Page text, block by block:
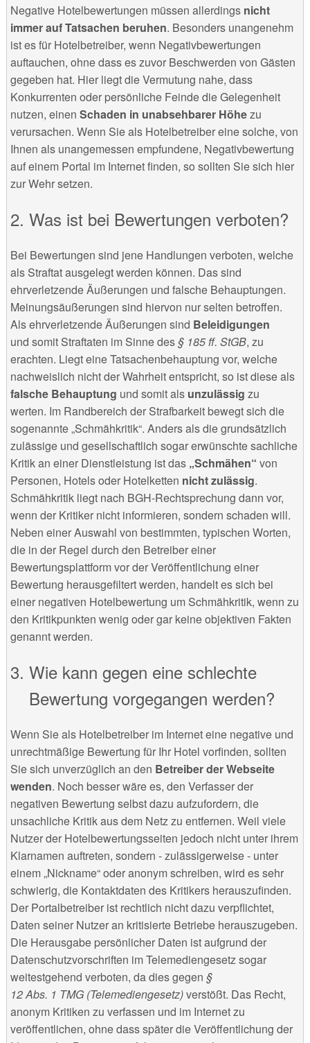
Negative Hotelbewertungen müssen allerdings nicht
immer auf Tatsachen beruhen. Besonders unangenehm
ist es für Hotelbetreiber, wenn Negativbewertungen
auftauchen, ohne dass es zuvor Beschwerden von Gästen
gegeben hat. Hier liegt die Vermutung nahe, dass
Konkurrenten oder persönliche Feinde die Gelegenheit
nutzen, einen Schaden in unabsehbarer Höhezu
verursachen. Wenn Sie als Hotelbetreiber eine solche, von
Ihnen als unangemessen empfundene, Negativbewertung
auf einem Portal im Internet finden, so sollten Sie sich hier
zur Wehr setzen.
Was ist bei Bewertungen verboten?
Bei Bewertungen sind jene Handlungen verboten, welche
als Straftat ausgelegt werden können. Das sind
ehrverletzende Äußerungen und falsche Behauptungen.
Meinungsäußerungen sind hiervon nur selten betroffen.
Als ehrverletzende Äußerungen sind Beleidigungen
und somit Straftaten im Sinne des § 185 ff. StGB, zu
erachten. Liegt eine Tatsachenbehauptung vor, welche
nachweislich nicht der Wahrheit entspricht, so ist diese als
falsche Behauptung und somit als unzulässig zu
werten. Im Randbereich der Strafbarkeit bewegt sich die
sogenannte „Schmähkritik“. Anders als die grundsätzlich
zulässige und gesellschaftlich sogar erwünschte sachliche
Kritik an einer Dienstleistung ist das„Schmähen“ von
Personen, Hotels oder Hotelketten nicht zulässig.
Schmähkritik liegt nach BGH-Rechtsprechung dann vor,
wenn der Kritiker nicht informieren, sondern schaden will.
Neben einer Auswahl von bestimmten, typischen Worten,
die in der Regel durch den Betreiber einer
Bewertungsplattform vor der Veröffentlichung einer
Bewertung herausgefiltert werden, handelt es sich bei
einer negativen Hotelbewertung um Schmähkritik, wenn zu
den Kritikpunkten wenig oder gar keine objektiven Fakten
genannt werden.
Wie kann gegen eine schlechte
Bewertung vorgegangen werden?
Wenn Sie als Hotelbetreiber im Internet eine negative und
unrechtmäßige Bewertung für Ihr Hotel vorfinden, sollten
Sie sich unverzüglich an den Betreiber der Webseite
wenden. Noch besser wäre es, den Verfasser der
negativen Bewertung selbst dazu aufzufordern, die
unsachliche Kritik aus dem Netz zu entfernen. Weil viele
Nutzer der Hotelbewertungsseiten jedoch nicht unter ihrem
Klarnamen auftreten, sondern - zulässigerweise - unter
einem „Nickname“ oder anonym schreiben, wird es sehr
schwierig, die Kontaktdaten des Kritikers herauszufinden.
Der Portalbetreiber ist rechtlich nicht dazu verpflichtet,
Daten seiner Nutzer an kritisierte Betriebe herauszugeben.
Die Herausgabe persönlicher Daten ist aufgrund der
Datenschutzvorschriften im Telemediengesetz sogar
weitestgehend verboten, da dies gegen §
12 Abs. 1 TMG (Telemediengesetz)verstößt. Das Recht,
anonym Kritiken zu verfassen und im Internet zu
veröffentlichen, ohne dass später die Veröffentlichung der